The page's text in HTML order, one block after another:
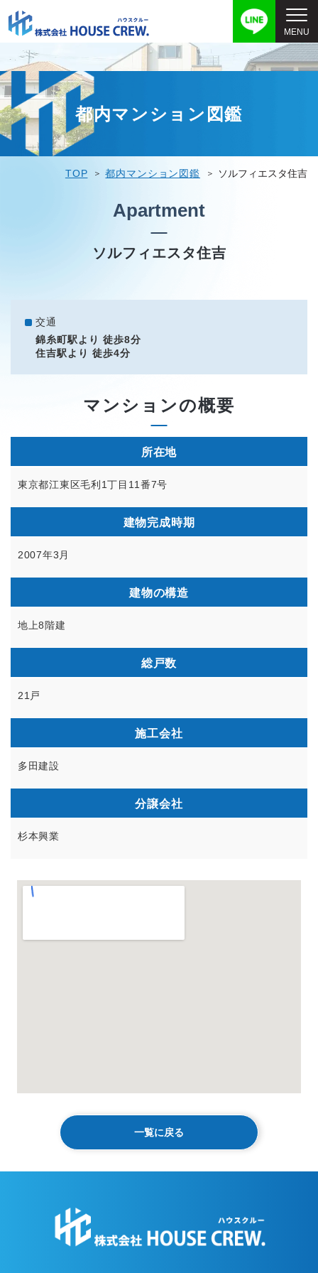
都内マンション図鑑
TOP 都内マンション図鑑 ソルフィエスタ住吉
Apartment
ソルフィエスタ住吉
交通
錦糸町駅より 徒歩8分
住吉駅より 徒歩4分
マンションの概要
所在地
東京都江東区毛利1丁目11番7号
建物完成時期
2007年3月
建物の構造
地上8階建
総戸数
21戸
施工会社
多田建設
分譲会社
杉本興業
一覧に戻る